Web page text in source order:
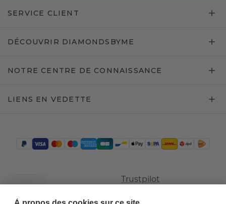
SERVICE CLIENT
DÉCOUVRIR DIAMONDSBYME
NOTRE CENTRE DE CONNAISSANCE
LIENS EN VEDETTE
Trustpilot